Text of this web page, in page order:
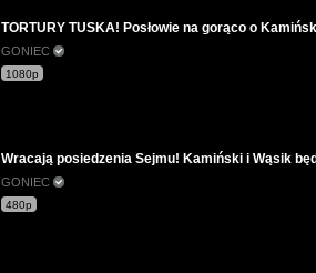
TORTURY TUSKA! Posłowie na gorąco o
GONIEC
1080p
Wracają posiedzenia Sejmu! Kamiński i Wąsik
GONIEC
480p